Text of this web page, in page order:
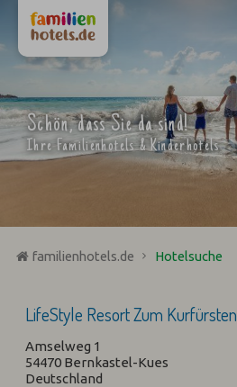
Schön, dass Sie da sind!
Ihre Familienhotels & Kinderhotels
familienhotels.de Hotelsuche
LifeStyle Resort Zum Kurfürsten
Amselweg 1
54470 Bernkastel-Kues
Deutschland